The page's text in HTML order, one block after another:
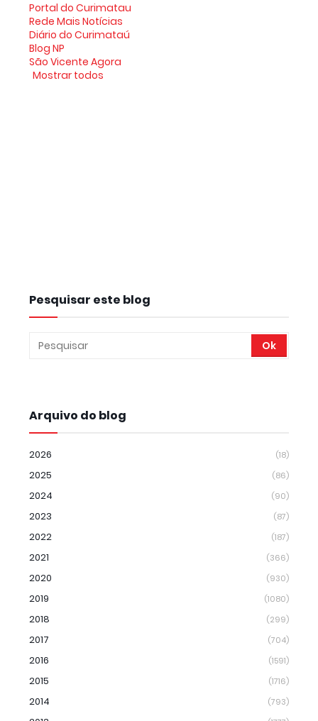
Portal do Curimatau
Rede Mais Notícias
Diário do Curimataú
Blog NP
São Vicente Agora
Mostrar todos
Pesquisar este blog
Arquivo do blog
2026 (18)
2025 (86)
2024 (90)
2023 (87)
2022 (187)
2021 (366)
2020 (930)
2019 (1080)
2018 (299)
2017 (704)
2016 (1591)
2015 (1716)
2014 (793)